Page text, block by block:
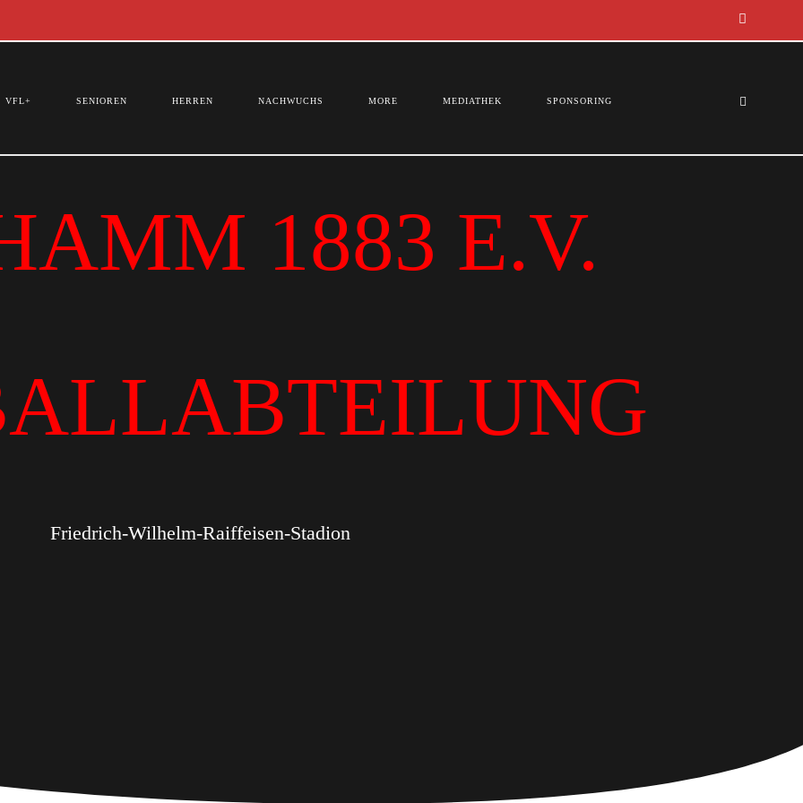
VFL+ SENIOREN HERREN NACHWUCHS MORE MEDIATHEK SPONSORING
1883 E.V.
Friedrich-Wilhelm-Raiffeisen-Stadion